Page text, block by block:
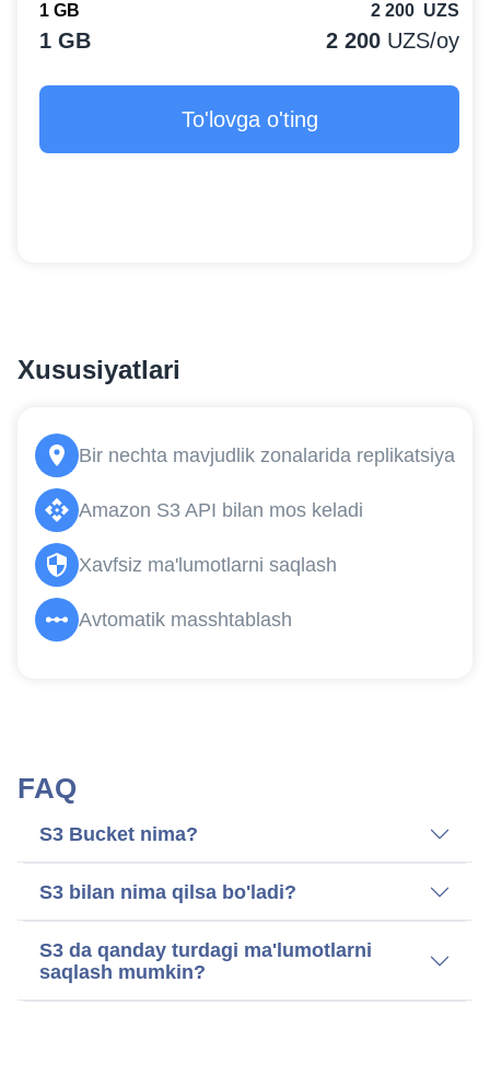
1 GB 2 200 UZS
1 GB 2 200 UZS/oy
To'lovga o'ting
Xususiyatlari
Bir nechta mavjudlik zonalarida replikatsiya
Amazon S3 API bilan mos keladi
Xavfsiz ma'lumotlarni saqlash
Avtomatik masshtablash
FAQ
S3 Bucket nima?
S3 bilan nima qilsa bo'ladi?
S3 da qanday turdagi ma'lumotlarni
saqlash mumkin?